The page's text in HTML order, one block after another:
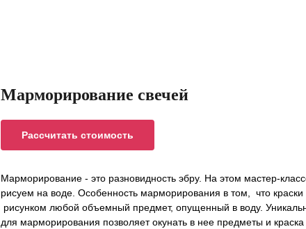
Марморирование свечей
Рассчитать стоимость
Марморирование - это разновидность эбру. На этом мастер-
рисуем на воде. Особенность марморирования в том, что
рисунком любой объемный предмет, опущенный в воду.
для марморирования позволяет окунать в нее предметы и краска